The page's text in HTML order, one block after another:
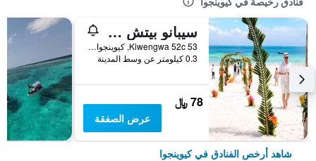
سيبانو بيتش لودج كيوينغوا
53 Kiwengwa 52c, كيوينجوا, تنزانيا
0.3 كيلومتر عن وسط المدينة
78 ﷼
عرض الصفقة
شاهد أرخص الفنادق في كيوينجوا